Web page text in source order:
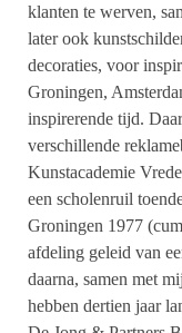
klanten te werven,
later ook
decoraties, voor
Groningen,
inspirerende tijd.
verschillende
Kunstacademie
een scholenruil
Groningen 1977
afdeling geleid van
daarna, samen met
hebben dertien jaar